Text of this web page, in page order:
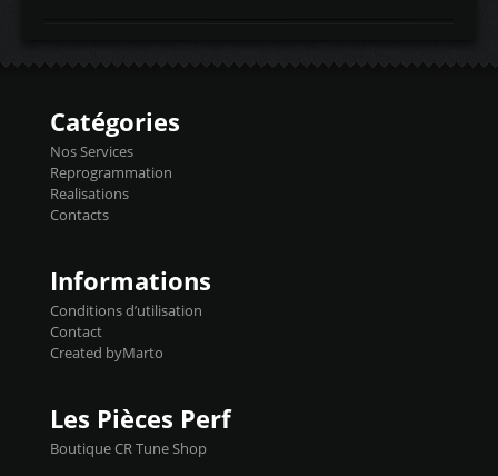
d'admissiontemp ex. pour atmo -30- 80°C
temperaturetemperature ldr moteurtemp
Injecteurs + Flashpro 1370€ TTC Le
précise et performante. Vous pourrez
basculer de la carto sans plomb à Ethanol à
l'aide du flashpro OPTION ECONOMIQUES
Reprog SP 98 sur le calculateur d'origine
450€ TTC Un gain d'environ 10cv et 15nm
Catégories
Nos Services
Reprogrammation
Realisations
Contacts
Informations
Conditions d’utilisation
Contact
Created byMarto
Les Pièces Perf
Boutique CR Tune Shop